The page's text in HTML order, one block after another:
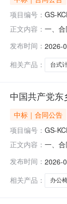
项目编号： GS-
正文内容： 一、
会联
式：1
发布时间： 2026-
相关产品：
台式
中国共产党
中标｜合同公告
项目编号： GS-
正文内容： 一、
式：
发布时间： 2026-
相关产品：
办公